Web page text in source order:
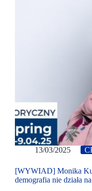
13/03/2025
[WYWIAD] Monika
demografia nie działa